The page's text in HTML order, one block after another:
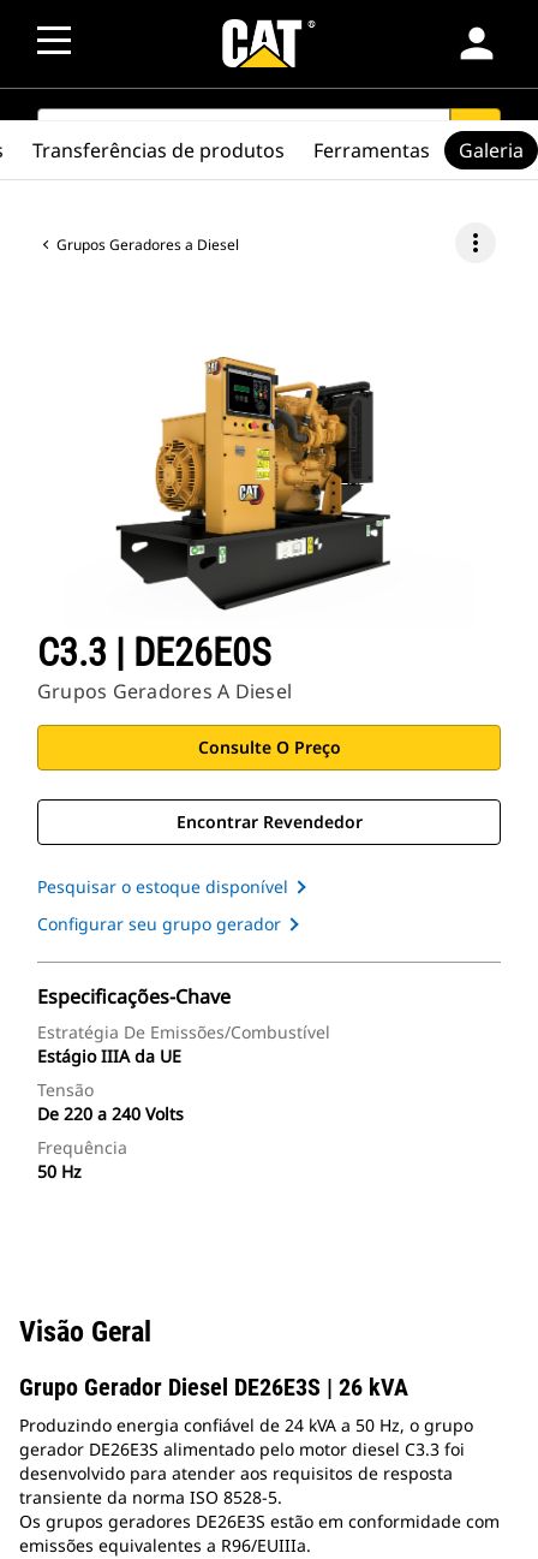
person
SEARCH search
Grupos Geradores a Diesel more_vert
C3.3 | DE26E0S
Grupos Geradores A Diesel
Consulte O Preço
Encontrar Revendedor
Pesquisar o estoque disponível
Configurar seu grupo gerador
Especificações-Chave
Estratégia De Emissões/Combustível
Estágio IIIA da UE
Tensão
De 220 a 240 Volts
Frequência
50 Hz
Transferências de produtos Ferramentas Galeria
Visão Geral
Grupo Gerador Diesel DE26E3S | 26 kVA
Produzindo energia confiável de 24 kVA a 50 Hz, o grupo
gerador DE26E3S alimentado pelo motor diesel C3.3 foi
desenvolvido para atender aos requisitos de resposta
transiente da norma ISO 8528-5.
Os grupos geradores DE26E3S estão em conformidade com
emissões equivalentes a R96/EUIIIa.